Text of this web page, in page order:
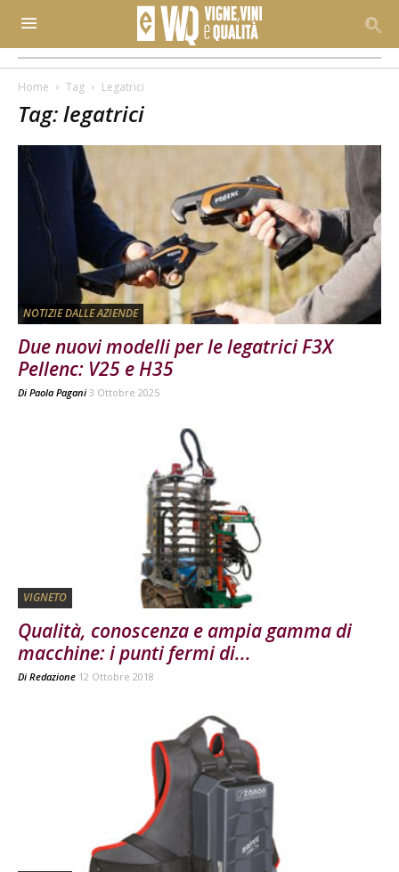
Home Tag Legatrici
Tag: legatrici
NOTIZIE DALLE AZIENDE
Due nuovi modelli per le legatrici F3X
Pellenc: V25 e H35
Di Paola Pagani 3 Ottobre 2025
VIGNETO
Qualità, conoscenza e ampia gamma di
macchine: i punti fermi di...
Di Redazione 12 Ottobre 2018